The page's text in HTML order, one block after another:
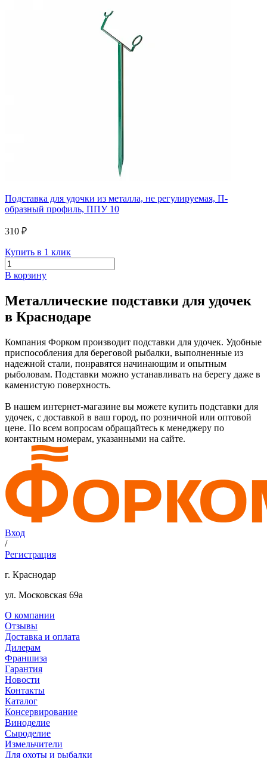
Подставка для удочки из металла, не регулируемая, П-
образный профиль, ППУ 10
310 ₽
Купить в 1 клик
В корзину
Металлические подставки для удочек
в Краснодаре
Компания Форком производит подставки для удочек. Удобные
приспособления для береговой рыбалки, выполненные из
надежной стали, понравятся начинающим и опытным
рыболовам. Подставки можно устанавливать на берегу даже в
каменистую поверхность.
В нашем интернет-магазине вы можете купить подставки для
удочек, с доставкой в ваш город, по розничной или оптовой
цене. По всем вопросам обращайтесь к менеджеру по
контактным номерам, указанными на сайте.
Вход
/
Регистрация
г. Краснодар
ул. Московская 69а
О компании
Отзывы
Доставка и оплата
Дилерам
Франшиза
Гарантия
Новости
Контакты
Каталог
Консервирование
Виноделие
Сыроделие
Измельчители
Для охоты и рыбалки